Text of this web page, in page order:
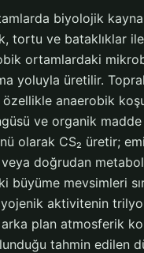
biyolojik
tortu ve bataklıklar
ortamlardaki
yoluyla üretilir.
özellikle anaerobik
ve organik madde
olarak CS₂ üretir;
doğrudan
büyüme mevsimleri
aktivitenin
plan atmosferik
tahmin edilen